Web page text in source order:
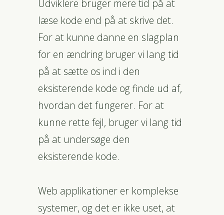
Udviklere bruger mere tid på at
læse kode end på at skrive det.
For at kunne danne en slagplan
for en ændring bruger vi lang tid
på at sætte os ind i den
eksisterende kode og finde ud af,
hvordan det fungerer. For at
kunne rette fejl, bruger vi lang tid
på at undersøge den
eksisterende kode.
Web applikationer er komplekse
systemer, og det er ikke uset, at